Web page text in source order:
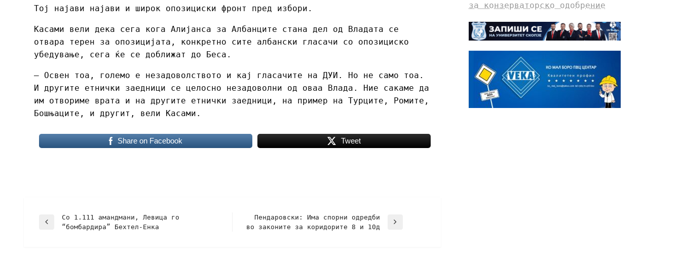
Тој најави најави и широк опозициски фронт пред избори.
Касами вели дека сега кога Алијанса за Албанците стана дел од Владата се
отвара терен за опозицијата, конкретно сите албански гласачи со опозициско
убедување, сега ќе се доближат до Беса.
– Освен тоа, големо е незадоволството и кај гласачите на ДУИ. Но не само тоа.
И другите етнички заедници се целосно незадоволни од оваа Влада. Ние сакаме да
им отвориме врата и на другите етнички заедници, на пример на Турците, Ромите,
Бошњаците, и другит, вели Касами.
Share on Facebook Tweet
Со 1.111 амандмани, Левица го
“бомбардира” Бехтел-Енка
Пендаровски: Има спорни одредби
во законите за коридорите 8 и 10д
за конзерваторско одобрение